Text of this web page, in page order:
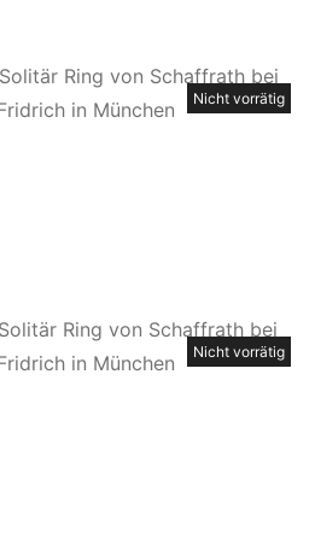
Nicht vorrätig
Nicht vorrätig